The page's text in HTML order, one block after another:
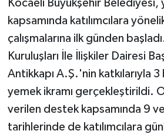
Kocaeli Büyükşehir Belediyesi,
kapsamında katılımcılara
çalışmalarına ilk günden
Kuruluşları İle İlişkiler Dairesi
Antikkapı A.Ş.'nin katkılarıyla 3
yemek ikramı gerçekleştirildi.
verilen destek kapsamında 9
tarihlerinde de katılımcılara